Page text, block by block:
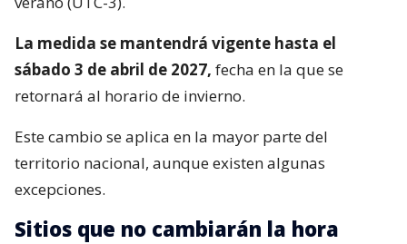
La medida se mantendrá vigente hasta el
sábado 3 de abril de 2027, fecha en la que se
retornará al horario de invierno.
Este cambio se aplica en la mayor parte del
territorio nacional, aunque existen algunas
excepciones.
Sitios que no cambiarán la hora